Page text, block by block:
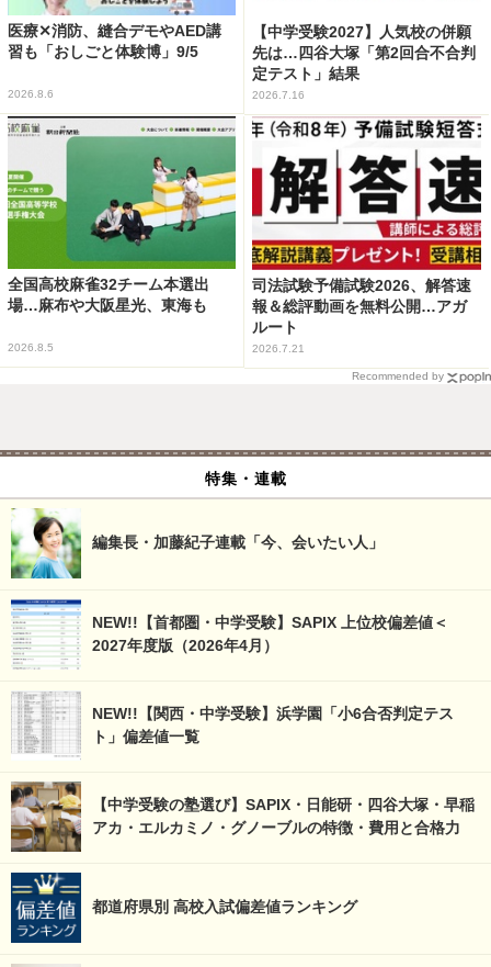
医療✕消防、縫合デモやAED講
習も「おしごと体験博」9/5
2026.8.6
【中学受験2027】人気校の併願
先は…四谷大塚「第2回合不合判
定テスト」結果
2026.7.16
全国高校麻雀32チーム本選出
場…麻布や大阪星光、東海も
2026.8.5
司法試験予備試験2026、解答速
報＆総評動画を無料公開…アガ
ルート
2026.7.21
Recommended by
特集・連載
編集長・加藤紀子連載「今、会いたい人」
NEW!!【首都圏・中学受験】SAPIX 上位校偏差値＜
2027年度版（2026年4月）
NEW!!【関西・中学受験】浜学園「小6合否判定テス
ト」偏差値一覧
【中学受験の塾選び】SAPIX・日能研・四谷大塚・早稲
アカ・エルカミノ・グノーブルの特徴・費用と合格力
都道府県別 高校入試偏差値ランキング